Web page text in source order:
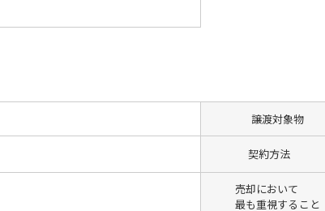
譲渡対象物
契約方法
売却において
最も重視すること